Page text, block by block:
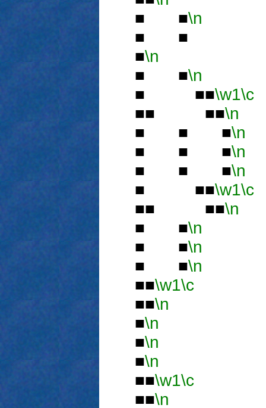
■ ■\n
■ ■
■\n
■ ■\n
■ ■■\w1\c
■■ ■■\n
■ ■ ■\n
■ ■ ■\n
■ ■ ■\n
■ ■■\w1\c
■■ ■■\n
■ ■\n
■ ■\n
■ ■\n
■■\w1\c
■■\n
■\n
■\n
■\n
■■\w1\c
■■\n